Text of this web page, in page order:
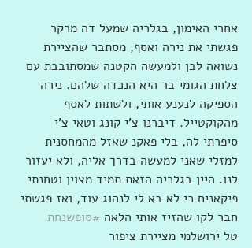
אחרי האימון, בגלריה שמעל דה מרקר
פגשתי את נירה ואסף, מסתבר שהציירת
נשואה לבן ולמעשה הקטנה שמסתובבת עם
צלחת הגומי בר היא הנכדה שלהם. נירה
הספיקה לנענע אותי, ולשתות לאסף
מהקוקטייל. דיברנו צ'י קונג וטאי צ'י
סיפרתי לה, בלי פאקנ שאזל מהמחסנית
למזלי שאני למעשה בדרך אליה, ולא יעזור
לנו. היין בגלריה הזאת תמיד מצוין וטחנתי
פיקאנים כי לא בא לי לנהוג עוד, ואז פגשתי
חבר לקו שהזיז אותי הלאה #סופשנחת
טל ירושלמי מציירת ציפור